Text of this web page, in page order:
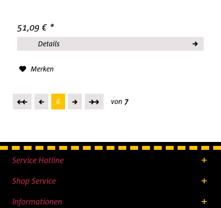
51,09 € *
Details
Merken
6 von 7
Service Hotline
Shop Service
Informationen